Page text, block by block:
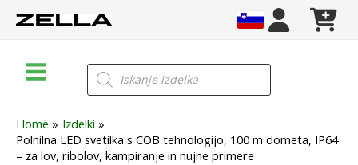
Menu
Products
search
Home
Izdelki
Polnilna LED svetilka s COB tehnologijo, 100 m dometa, IP64
– za lov, ribolov, kampiranje in nujne primere